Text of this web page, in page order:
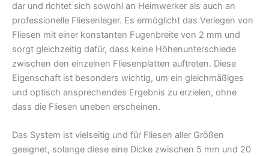
dar und richtet sich sowohl an Heimwerker als auch an
professionelle Fliesenleger. Es ermöglicht das Verlegen von
Fliesen mit einer konstanten Fugenbreite von 2 mm und
sorgt gleichzeitig dafür, dass keine Höhenunterschiede
zwischen den einzelnen Fliesenplatten auftreten. Diese
Eigenschaft ist besonders wichtig, um ein gleichmäßiges
und optisch ansprechendes Ergebnis zu erzielen, ohne
dass die Fliesen uneben erscheinen.
Das System ist vielseitig und für Fliesen aller Größen
geeignet, solange diese eine Dicke zwischen 5 mm und 20